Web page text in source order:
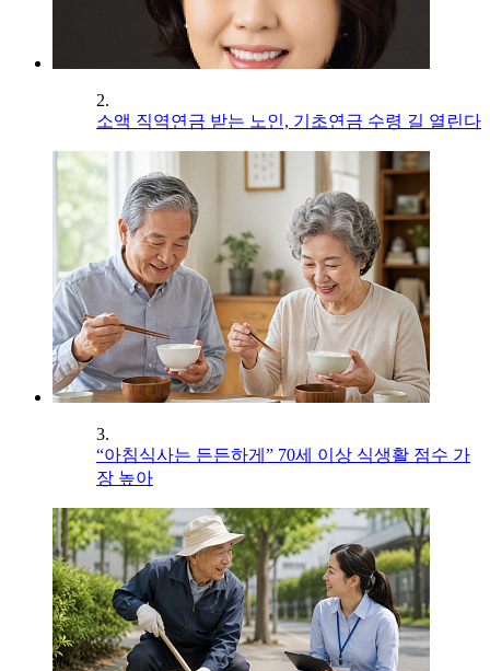
2.
소액 직역연금 받는 노인, 기초연금 수령 길 열린다
3.
“아침식사는 든든하게” 70세 이상 식생활 점수 가
장 높아